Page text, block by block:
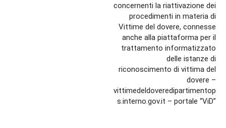
concernenti la riattivazione dei
procedimenti in materia di
Vittime del dovere, connesse
anche alla piattaforma per il
trattamento informatizzato
delle istanze di
riconoscimento di vittima del
dovere –
vittimedeldoveredipartimentop
s.interno.gov.it – portale “ViD”